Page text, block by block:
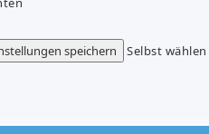
speichern
Selbst wählen